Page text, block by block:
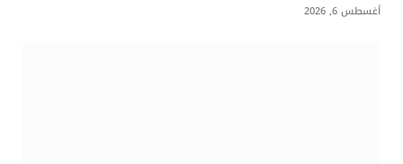
أغسطس 6, 2026